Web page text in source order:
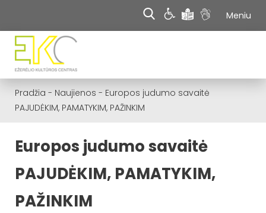
Meniu
Pradžia - Naujienos - Europos judumo savaitė
PAJUDĖKIM, PAMATYKIM, PAŽINKIM
Europos judumo savaitė
PAJUDĖKIM, PAMATYKIM,
PAŽINKIM